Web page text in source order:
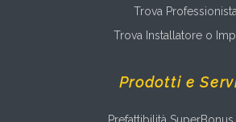
Trova Professionista
Trova Installatore o
Prodotti e